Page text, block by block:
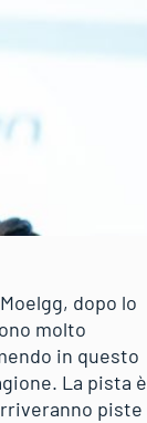
dopo lo
molto
in questo
La pista è
piste